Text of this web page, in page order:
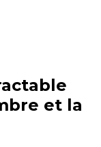
et la